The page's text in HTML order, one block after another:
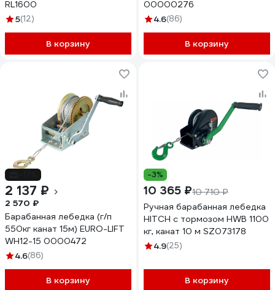
RL1600
5(12)
В корзину
00000276
4.6(86)
В корзину
2 137 ₽
2 570 ₽
Барабанная лебедка (г/п
550кг канат 15м) EURO-LIFT
WH12-15 0000472
4.6(86)
В корзину
-3%
10 365 ₽10 710 ₽
Ручная барабанная лебедка
HITCH с тормозом HWB 1100
кг, канат 10 м SZ073178
4.9(25)
В корзину